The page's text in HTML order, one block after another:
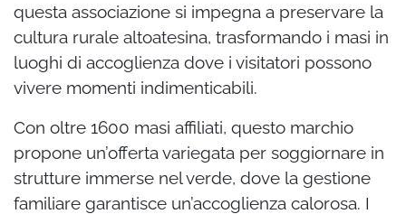
questa associazione si impegna a preservare la
cultura rurale altoatesina, trasformando i masi in
luoghi di accoglienza dove i visitatori possono
vivere momenti indimenticabili.
Con oltre 1600 masi affiliati, questo marchio
propone un’offerta variegata per soggiornare in
strutture immerse nel verde, dove la gestione
familiare garantisce un’accoglienza calorosa. I